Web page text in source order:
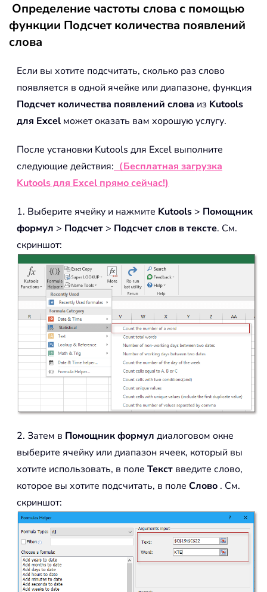
Определение частоты слова с помощью
функции Подсчет количества появлений
слова
Если вы хотите подсчитать, сколько раз слово
появляется в одной ячейке или диапазоне, функция
Подсчет количества появлений слова из Kutools
для Excel может оказать вам хорошую услугу.
После установки Kutools для Excel выполните
следующие действия: （Бесплатная загрузка
Kutools для Excel прямо сейчас!)
1. Выберите ячейку и нажмите Kutools > Помощник
формул > Подсчет > Подсчет слов в тексте. См.
скриншот:
2. Затем в Помощник формул диалоговом окне
выберите ячейку или диапазон ячеек, который вы
хотите использовать, в поле Текст введите слово,
которое вы хотите подсчитать, в поле Слово . См.
скриншот: